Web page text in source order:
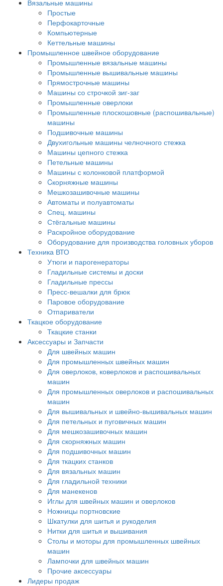
Вязальные машины
Простые
Перфокарточные
Компьютерные
Кеттельные машины
Промышленное швейное оборудование
Промышленные вязальные машины
Промышленные вышивальные машины
Прямострочные машины
Машины со строчкой зиг-заг
Промышленные оверлоки
Промышленные плоскошовные (распошивальные)
машины
Подшивочные машины
Двухигольные машины челночного стежка
Машины цепного стежка
Петельные машины
Машины с колонковой платформой
Cкорняжные машины
Мешкозашивочные машины
Автоматы и полуавтоматы
Спец. машины
Стёгальные машины
Раскройное оборудование
Оборудование для производства головных уборов
Техника ВТО
Утюги и парогенераторы
Гладильные системы и доски
Гладильные прессы
Пресс-вешалки для брюк
Паровое оборудование
Отпариватели
Ткацкое оборудование
Ткацкие станки
Аксессуары и Запчасти
Для швейных машин
Для промышленных швейных машин
Для оверлоков, коверлоков и распошивальных
машин
Для промышленных оверлоков и распошивальных
машин
Для вышивальных и швейно-вышивальных машин
Для петельных и пуговичных машин
Для мешкозашивочных машин
Для скорняжных машин
Для подшивочных машин
Для ткацких станков
Для вязальных машин
Для гладильной техники
Для манекенов
Иглы для швейных машин и оверлоков
Ножницы портновские
Шкатулки для шитья и рукоделия
Нитки для шитья и вышивания
Столы и моторы для промышленных швейных
машин
Лампочки для швейных машин
Прочие аксессуары
Лидеры продаж